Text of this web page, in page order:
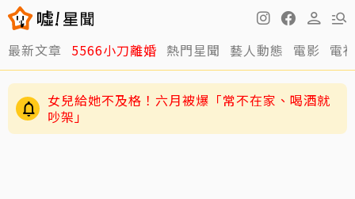
最新文章 5566小刀離婚 熱門星聞 藝人動態 電影 電
女兒給她不及格！六月被爆「常不在家、喝酒就
吵架」